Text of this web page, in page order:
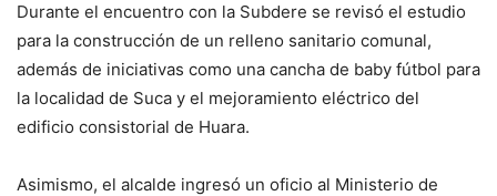
Durante el encuentro con la Subdere se revisó el estudio
para la construcción de un relleno sanitario comunal,
además de iniciativas como una cancha de baby fútbol para
la localidad de Suca y el mejoramiento eléctrico del
edificio consistorial de Huara.
Asimismo, el alcalde ingresó un oficio al Ministerio de